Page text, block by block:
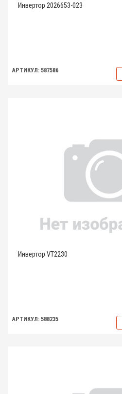
Инвертор 2026653-023
АРТИКУЛ: 587586
Инвертор VT2230
АРТИКУЛ: 588235